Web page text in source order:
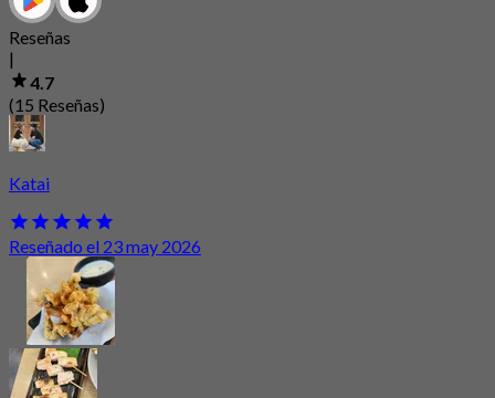
Reseñas
|
4.7
(15 Reseñas)
Katai
Reseñado el 23 may 2026